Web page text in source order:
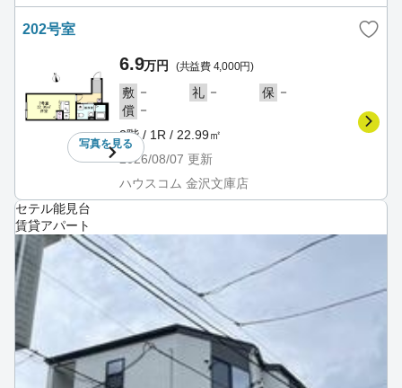
202号室
写真を見る
6.9万円 (共益費 4,000円)
敷 － 礼 － 保 －
償 －
2階 / 1R / 22.99㎡
2026/08/07 更新
ハウスコム 金沢文庫店
セテル能見台
賃貸アパート